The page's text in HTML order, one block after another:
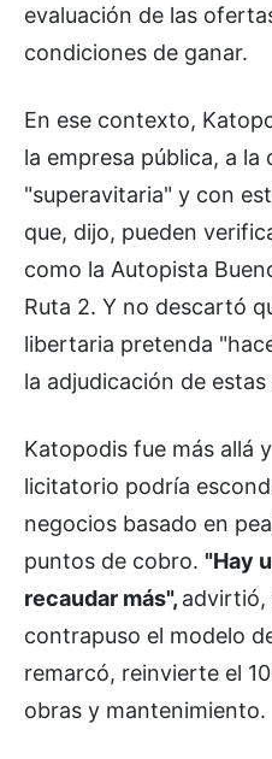
evaluación de las
condiciones de ganar.
En ese contexto,
la empresa pública, a la
"superavitaria" y con
que, dijo, pueden
como la Autopista
Ruta 2. Y no descartó
libertaria pretenda
la adjudicación de
Katopodis fue más allá
licitatorio podría
negocios basado en
puntos de cobro. "Hay
recaudar más", advirtió,
contrapuso el modelo
remarcó, reinvierte el
obras y mantenimiento.